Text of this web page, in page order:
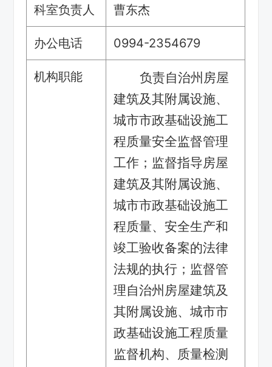
科室负责人 曹东杰
办公电话 0994-2354679
机构职能
负责自治州房屋
建筑及其附属设施、
城市市政基础设施工
程质量安全监督管理
工作；监督指导房屋
建筑及其附属设施、
城市市政基础设施工
程质量、安全生产和
竣工验收备案的法律
法规的执行；监督管
理自治州房屋建筑及
其附属设施、城市市
政基础设施工程质量
监督机构、质量检测